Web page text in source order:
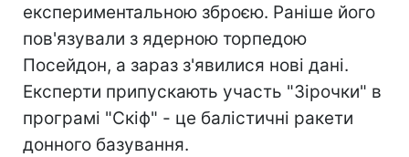
експериментальною зброєю. Раніше його
пов'язували з ядерною торпедою
Посейдон, а зараз з'явилися нові дані.
Експерти припускають участь "Зірочки" в
програмі "Скіф" - це балістичні ракети
донного базування.